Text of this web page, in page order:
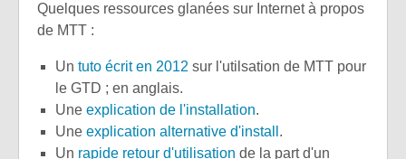
Quelques ressources glanées sur Internet à propos
de MTT :
Un tuto écrit en 2012 sur l'utilsation de MTT pour
le GTD ; en anglais.
Une explication de l'installation.
Une explication alternative d'install .
Un rapide retour d'utilisation de la part d'un